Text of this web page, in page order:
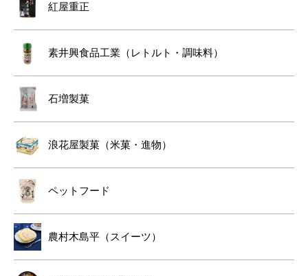
紅屋重正
素井興食品工業（レトルト・調味料）
石増製菓
浪花屋製菓（米菓・進物）
ペットフード
農村木島平（スイーツ）